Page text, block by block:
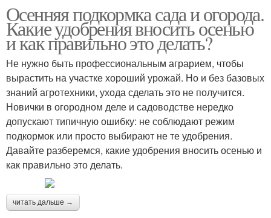
Осенняя подкормка сада и огорода.
Какие удобрения вносить осенью
и как правильно это делать?
Не нужно быть профессиональным аграрием, чтобы
вырастить на участке хороший урожай. Но и без базовых
знаний агротехники, ухода сделать это не получится.
Новички в огородном деле и садоводстве нередко
допускают типичную ошибку: не соблюдают режим
подкормок или просто выбирают не те удобрения.
Давайте разберемся, какие удобрения вносить осенью и
как правильно это делать.
читать дальше →